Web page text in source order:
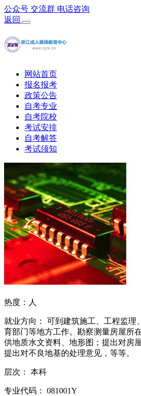
公众号 交流群 电话咨询
返回
网站首页
报名报考
政策公告
自考专业
自考院校
考试安排
自考解答
考试须知
热度： 人
就业方向： 可到建筑施工、工程监理
育部门等地方工作。勘察测量房屋所
供地质水文资料、地形图；提出对房
提出对不良地基的处理意见，等等。
层次： 本科
专业代码： 081001Y